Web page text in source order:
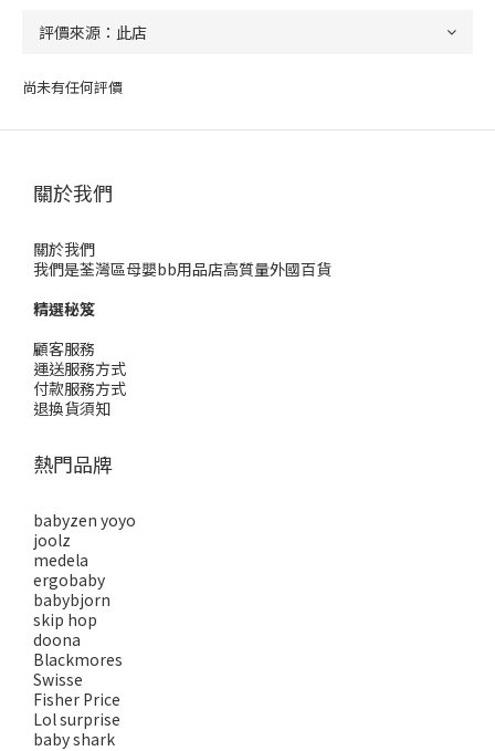
尚未有任何評價
關於我們
關於我們
我們是荃灣區母嬰bb用品店高質量外國百貨
精選秘笈
顧客服務
運送服務方式
付款服務方式
退換貨須知
熱門品牌
babyzen yoyo
joolz
medela
ergobaby
babybjorn
skip hop
doona
Blackmores
Swisse
Fisher Price
Lol surprise
baby shark